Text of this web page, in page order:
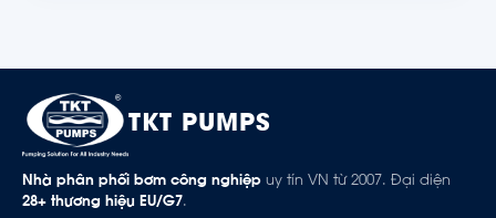
TKT PUMPS
Nhà phân phối bơm công nghiệp uy tín VN từ 2007. Đại diện
28+ thương hiệu EU/G7.